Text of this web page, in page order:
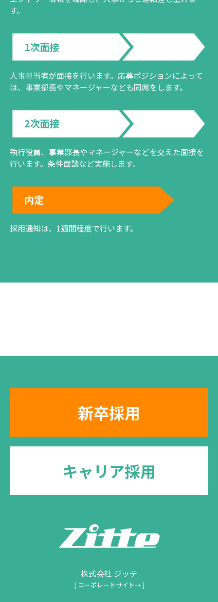
す。
1次面接
人事担当者が面接を行います。応募ポジションによって
は、事業部長やマネージャーなども同席をします。
2次面接
執行役員、事業部長やマネージャーなどを交えた面接を
行います。条件面談など実施します。
内定
採用通知は、1週間程度で行います。
新卒採用
キャリア採用
株式会社 ジッテ
[ コーポレートサイト→ ]